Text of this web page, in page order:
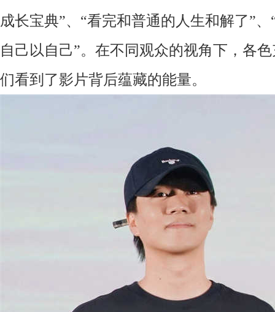
成长宝典”、“看完和普通的人生和解了”
自己以自己”。在不同观众的视角下，各
们看到了影片背后蕴藏的能量。